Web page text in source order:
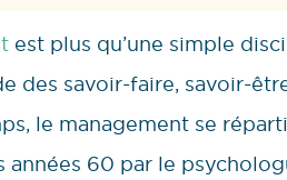
est plus qu’une simple
des savoir-faire, savoir-
le management se
années 60 par le